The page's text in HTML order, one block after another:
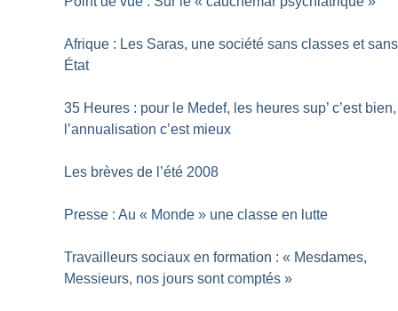
Afrique : Les Saras, une société sans classes et sans
État
35 Heures : pour le Medef, les heures sup’ c’est bien,
l’annualisation c’est mieux
Les brèves de l’été 2008
Presse : Au « Monde » une classe en lutte
Travailleurs sociaux en formation : « Mesdames,
Messieurs, nos jours sont comptés »